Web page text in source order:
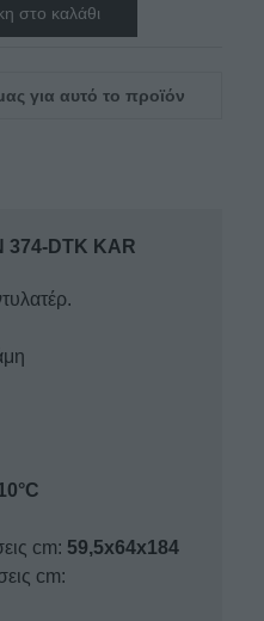
στο καλάθι
για αυτό το προϊόν
DTK KAR
cm: 59,5x64x184
cm: